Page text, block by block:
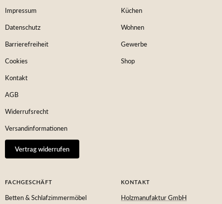
Impressum
Datenschutz
Barrierefreiheit
Cookies
Kontakt
AGB
Widerrufsrecht
Versandinformationen
Vertrag widerrufen
Küchen
Wohnen
Gewerbe
Shop
FACHGESCHÄFT
Betten & Schlafzimmermöbel
KONTAKT
Holzmanufaktur GmbH